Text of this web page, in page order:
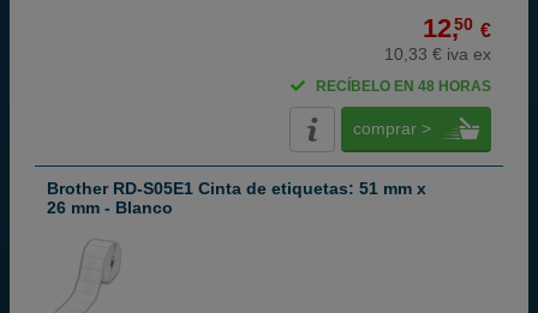
12,50 €
10,33 € iva ex
RECÍBELO EN 48 HORAS
comprar >
Brother RD-S05E1 Cinta de etiquetas: 51 mm x
26 mm - Blanco